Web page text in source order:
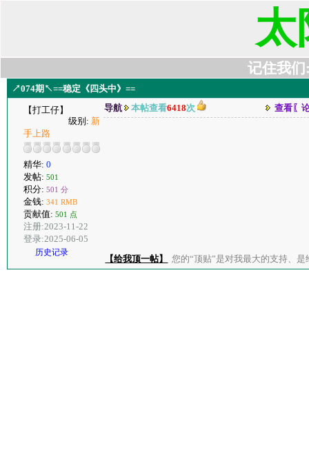
太
记住我们
↗074期↖==稳定《四头中》==
【打工仔】
级别: 新
手上路
精华: 0
发帖: 501
积分: 501 分
金钱: 341 RMB
贡献值: 501 点
注册:2023-11-22
登录:2025-06-05
历史记录
导航 本帖查看6418次 查看〖
【给我顶一帖】 您的“顶贴”是对我最大的支持、